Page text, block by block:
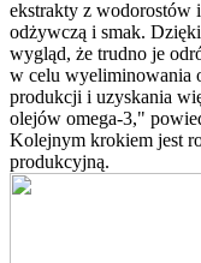
ekstrakty z wodorostów
odżywczą i smak.
wygląd, że trudno je
w celu wyeliminowania
produkcji i uzyskania
olejów omega-3,"
Kolejnym krokiem jest
produkcyjną.